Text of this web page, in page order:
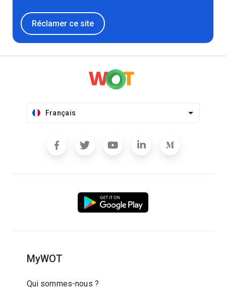
Réclamer ce site
Français
MyWOT
Qui sommes-nous ?